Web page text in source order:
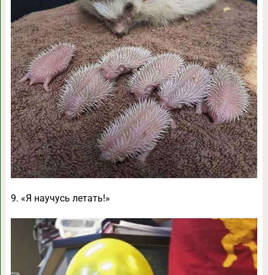
9. «Я научусь летать!»